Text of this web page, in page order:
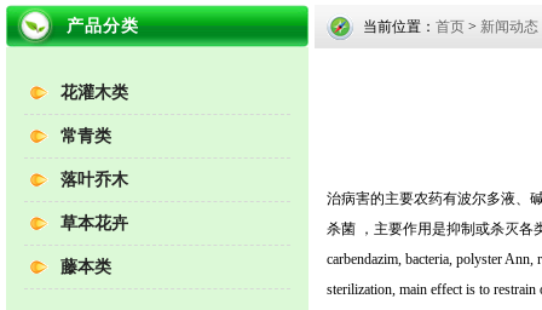
产品分类
花灌木类
常青类
落叶乔木
草本花卉
藤本类
当前位置： 首页 > 新闻动态
治病害的主要农药有波尔多液、
杀菌 ，主要作用是抑制或杀灭各类
carbendazim, bacteria, polyster
sterilization, main effect is to